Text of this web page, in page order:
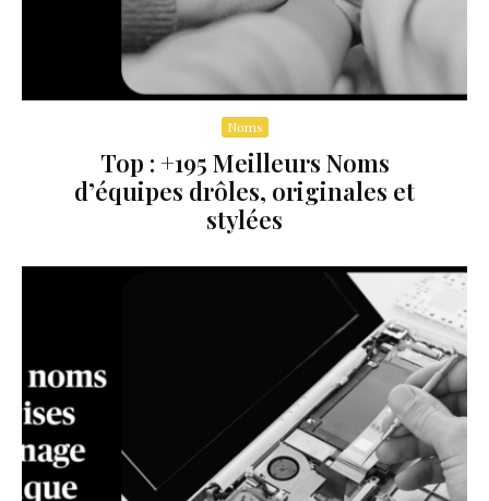
Noms
Top : +195 Meilleurs Noms
d’équipes drôles, originales et
stylées